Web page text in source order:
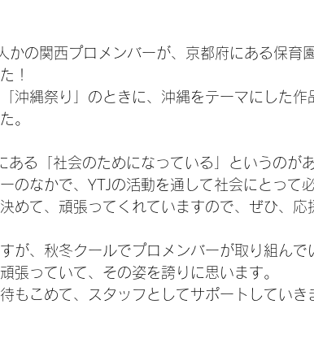
かの関西プロメンバーが、京都府にある保育
！
沖縄祭り」のときに、沖縄をテーマにした作
。
ある「社会のためになっている」というのがあ
のなかで、YTJの活動を通して社会にとって
めて、頑張ってくれていますので、ぜひ、応
が、秋冬クールでプロメンバーが取り組んで
張っていて、その姿を誇りに思います。
もこめて、スタッフとしてサポートしていき